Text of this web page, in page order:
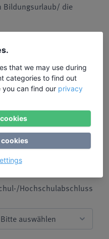
Bildungsurlaub/ die
Beschäftigungssektor *
Hochschulabschluss
that we may use during
categories to find out
you can find our privacy
cookies